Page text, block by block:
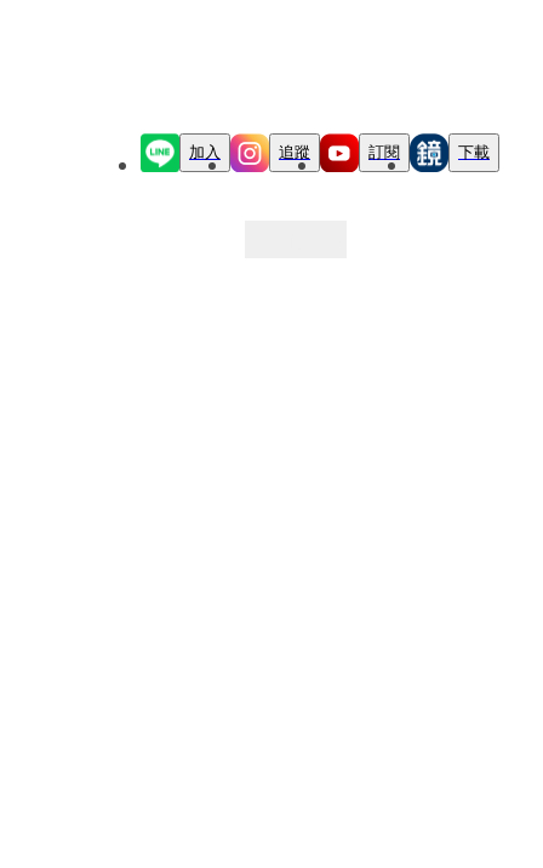
加入 追蹤 訂閱 下載